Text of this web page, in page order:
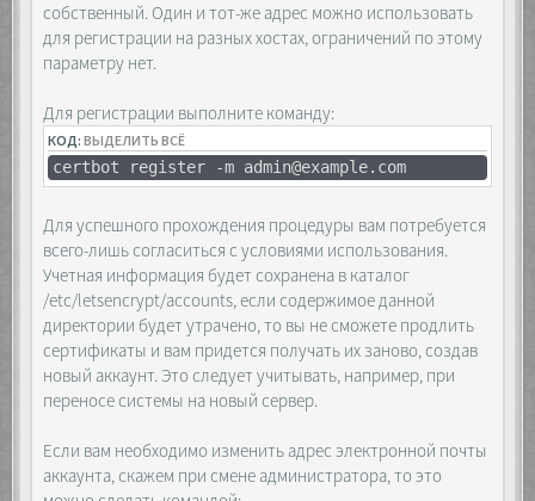
собственный. Один и тот-же адрес можно использовать
для регистрации на разных хостах, ограничений по этому
параметру нет.
Для регистрации выполните команду:
КОД:ВЫДЕЛИТЬ ВСЁ
certbot register -m admin@example.com
Для успешного прохождения процедуры вам потребуется
всего-лишь согласиться с условиями использования.
Учетная информация будет сохранена в каталог
/etc/letsencrypt/accounts, если содержимое данной
директории будет утрачено, то вы не сможете продлить
сертификаты и вам придется получать их заново, создав
новый аккаунт. Это следует учитывать, например, при
переносе системы на новый сервер.
Если вам необходимо изменить адрес электронной почты
аккаунта, скажем при смене администратора, то это